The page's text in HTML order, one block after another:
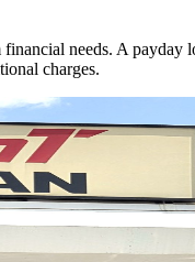
needs. A payday
charges.